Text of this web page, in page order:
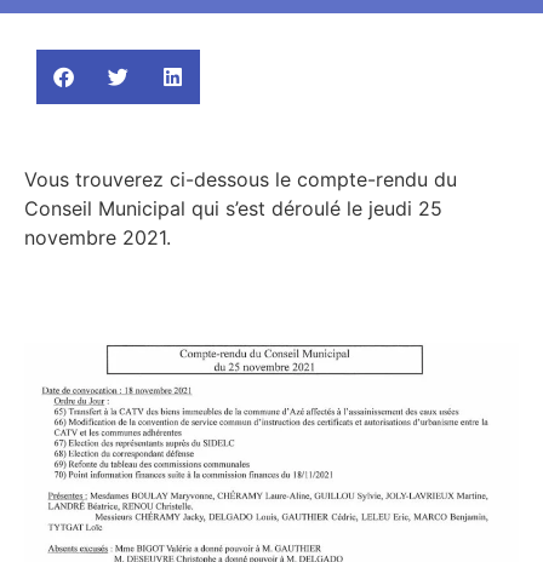
Vous trouverez ci-dessous le compte-rendu du
Conseil Municipal qui s’est déroulé le jeudi 25
novembre 2021.